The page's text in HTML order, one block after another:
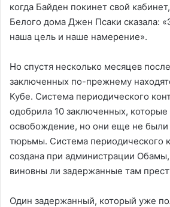
когда Байден покинет свой
Белого дома Джен Псаки сказала:
наша цель и наше намерение».
Но спустя несколько месяцев
заключенных по-прежнему
Кубе. Система периодического
одобрила 10 заключенных,
освобождение, но они еще не
тюрьмы. Система периодического
создана при администрации
виновны ли задержанные там
Один задержанный, который уже